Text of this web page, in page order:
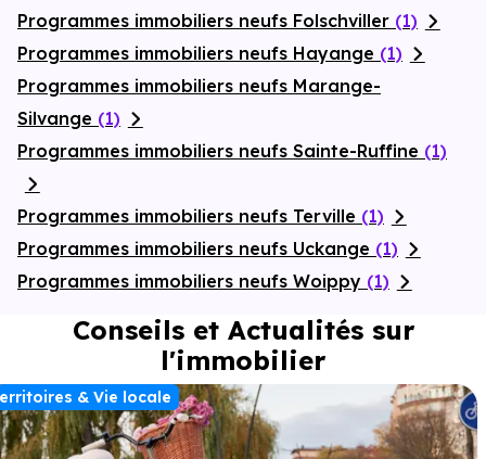
Programmes immobiliers neufs Folschviller (1)
Programmes immobiliers neufs Hayange (1)
Programmes immobiliers neufs Marange-
Silvange (1)
Programmes immobiliers neufs Sainte-Ruffine (1)
Programmes immobiliers neufs Terville (1)
Programmes immobiliers neufs Uckange (1)
Programmes immobiliers neufs Woippy (1)
Conseils et Actualités sur
l'immobilier
& Vie locale